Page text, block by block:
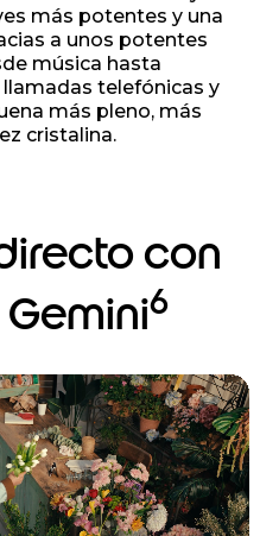
más potentes y una
a unos potentes
música hasta
telefónicas y
más pleno, más
cristalina.
con
6